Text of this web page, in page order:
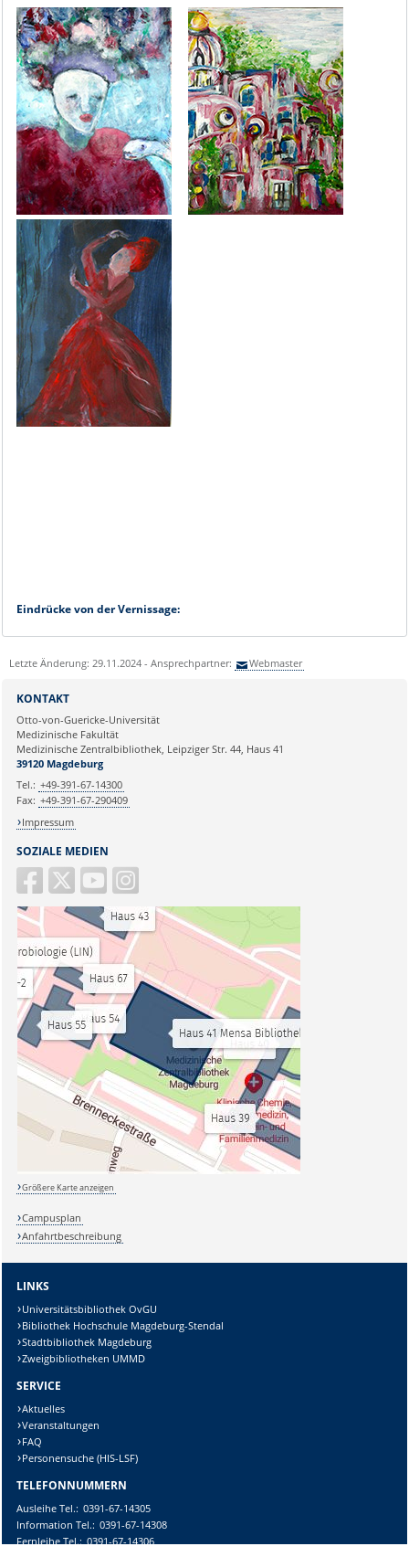
Eindrücke von der Vernissage:
Letzte Änderung: 29.11.2024 - Ansprechpartner: Webmaster
SOZIALE MEDIEN
KONTAKT
Otto-von-Guericke-Universität
Medizinische Fakultät
Medizinische Zentralbibliothek, Leipziger Str. 44, Haus 41
39120 Magdeburg
Tel.: +49-391-67-14300
Fax: +49-391-67-290409
Impressum
Größere Karte anzeigen
Campusplan
Anfahrtbeschreibung
LINKS
Universitätsbibliothek OvGU
Bibliothek Hochschule Magdeburg-Stendal
Stadtbibliothek Magdeburg
Zweigbibliotheken UMMD
SERVICE
Aktuelles
Veranstaltungen
FAQ
Personensuche (HIS-LSF)
TELEFONNUMMERN
AusleiheTel.: 0391-67-14305
Information Tel.: 0391-67-14308
FernleiheTel.: 0391-67-14306